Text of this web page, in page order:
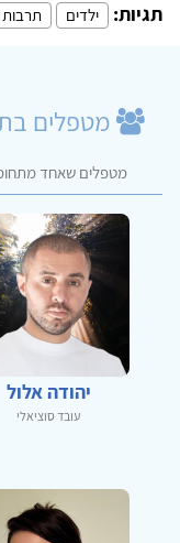
תגיות: ילדים תרבות
מטפלים
מטפלים שאחד
יהודה אלול
עובד סוציאלי